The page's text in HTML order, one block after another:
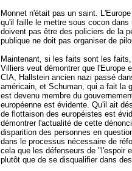
Monnet n'était pas un saint.
qu'il faille le mettre sous cocon
doivent pas être des policiers de la
publique ne doit pas organiser de
Maintenant, si les faits sont les
Villiers veut démontrer que l'Europe
CIA, Hallstein ancien nazi passé
américain, et Schuman, qui a fait la
est devenu membre du
européenne est évidente. Qu'il ait
de flottaison des européistes est
démontrer l'actualité de cette
disparition des personnes en
dans le processus nécessaire de
cela que les défenseurs de "l'espoir
plutôt que de se disqualifier dans